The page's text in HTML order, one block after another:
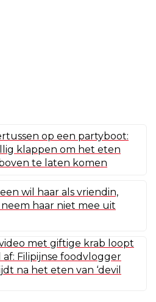
op een partyboot:
klappen om het eten
te laten komen
wil haar als vriendin,
neem haar niet mee uit
met giftige krab loopt
af: Filipijnse foodvlogger
na het eten van ‘devil